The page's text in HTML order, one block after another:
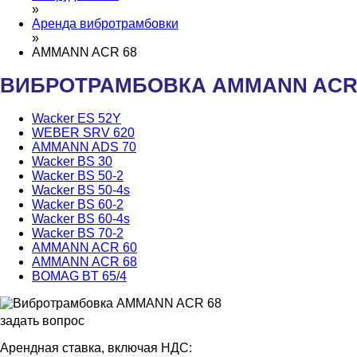
»
Аренда вибротрамбовки
»
AMMANN ACR 68
ВИБРОТРАМБОВКА AMMANN
Wacker ES 52Y
WEBER SRV 620
AMMANN ADS 70
Wacker BS 30
Wacker BS 50-2
Wacker BS 50-4s
Wacker BS 60-2
Wacker BS 60-4s
Wacker BS 70-2
AMMANN ACR 60
AMMANN ACR 68
BOMAG BT 65/4
задать вопрос
Арендная ставка, включая НДС: